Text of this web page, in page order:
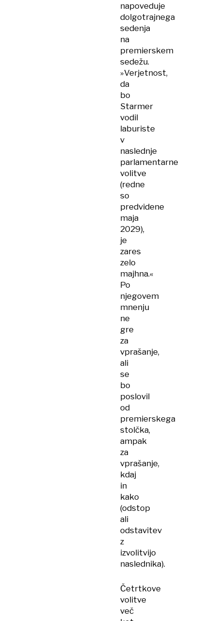
napoveduje
dolgotrajnega
sedenja
na
premierskem
sedežu.
»Verjetnost,
da
bo
Starmer
vodil
laburiste
v
naslednje
parlamentarne
volitve
(redne
so
predvidene
maja
2029),
je
zares
zelo
majhna.«
Po
njegovem
mnenju
ne
gre
za
vprašanje,
ali
se
bo
poslovil
od
premierskega
stolčka,
ampak
za
vprašanje,
kdaj
in
kako
(odstop
ali
odstavitev
z
izvolitvijo
naslednika).
Četrtkove
volitve
več